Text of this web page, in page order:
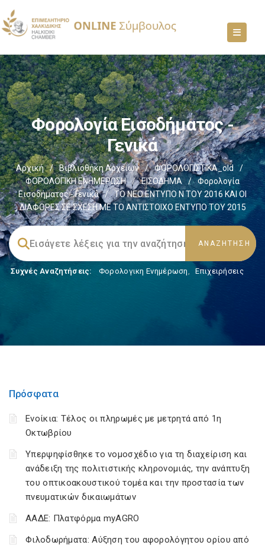
Φορολογία Εισοδήματος -
Γενικά
Αρχική / Βιβλιοθήκη Αρχείων / ΦΟΡΟΛΟΓΙΣΤΙΚΑ_old
/
ΦΟΡΟΛΟΓΙΚΗ ΕΝΗΜΕΡΩΣΗ
/ ΕΙΣΟΔΗΜΑ /
Φορολογία
Εισοδήματος - Γενικά
/
ΤΟ ΝΕΟ ΕΝΤΥΠΟ Ν ΤΟΥ 2016 ΚΑΙ ΟΙ
ΔΙΑΦΟΡΕΣ ΣΕ ΣΧΕΣΗ ΜΕ ΤΟ ΑΝΤΙΣΤΟΙΧΟ ΕΝΤΥΠΟ ΤΟΥ 2015
Συχνές Αναζητήσεις: Φορολογικη Ενημέρωση, Επιχειρήσεις
Πρόσφατα
Ενοίκια: Τέλος οι πληρωμές με μετρητά από 1η
Οκτωβρίου
Υπερψηφίσθηκε το νομοσχέδιο για τη διαχείριση και
ανάδειξη της πολιτιστικής κληρονομιάς, την ανάπτυξη
του οπτικοακουστικού τομέα και την προστασία των
πνευματικών δικαιωμάτων
ΑΑΔΕ: Πλατφόρμα myAGRO
Φιλοδωρήματα: Αύξηση του αφορολόγητου ορίου από